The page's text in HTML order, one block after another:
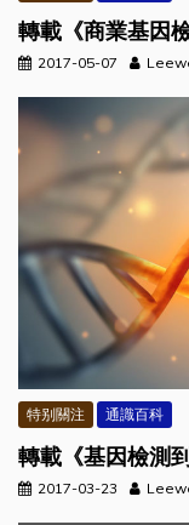
轉載《商業基因
2017-05-07
特别關注 通識百科
轉載《基因檢測
2017-03-23